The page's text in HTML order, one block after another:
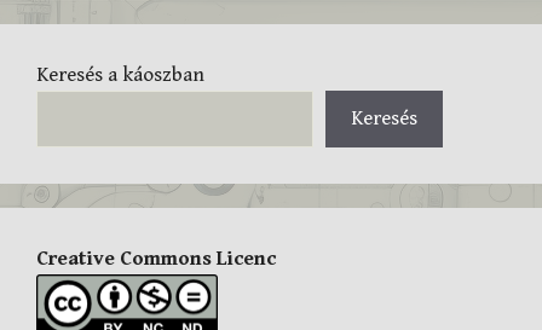
Keresés a káoszban
Keresés
Creative Commons Licenc